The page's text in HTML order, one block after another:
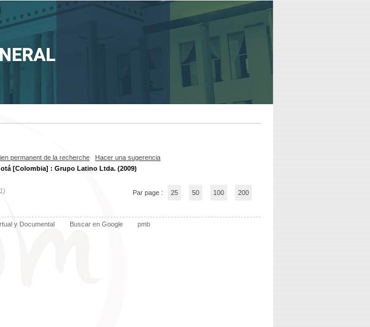
permanent de la recherche
Hacer una sugerencia
[Colombia] : Grupo Latino Ltda. (2009)
Par page : 25 50 100 200
y Documental Buscar en Google pmb